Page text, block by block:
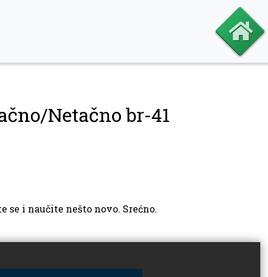
Netačno br-41
se i naučite nešto novo. Srećno.